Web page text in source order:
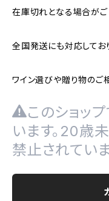
在庫切れとなる場合がご
全国発送にも対応してお
ワイン選びや贈り物のご
このショッ
います。20歳
禁止されていま